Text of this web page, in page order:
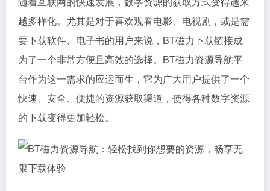
越多样化。尤其是对于喜欢观看电影、电视剧，或是需
要下载软件、电子书的用户来说，BT磁力下载链接成
为了一个非常方便且高效的选择。BT磁力资源导航平
台作为这一需求的应运而生，它为广大用户提供了一个
快速、安全、便捷的资源获取渠道，使得各种数字资源
的下载变得更加轻松。